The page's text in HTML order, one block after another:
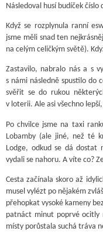
Následoval husí budíček číslo
Když se rozplynula ranní
jsme měli snad ten
na celým celičkým světě).
Zastavilo, nabralo nás a s
s námi následně spustilo do
svěřit se do rukou
v loterii. Ale asi všechno
Po chvilce jsme na taxi
Lobamby (ale jiné, než té
Lodge, odkud se dá dostat
vydali se nahoru. A víte co?
Cesta začínala skoro až
musel vylézt po nějakém
přehopkat vysoké kameny
patnáct minut poprvé ocitly
místy porůstala suchá tráva